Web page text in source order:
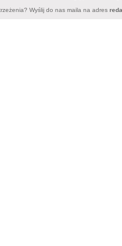
Wyślij do nas maila na adres